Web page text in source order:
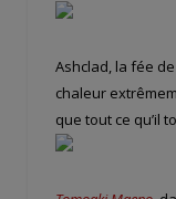
Ashclad, la fée
chaleur
que tout ce qu’il